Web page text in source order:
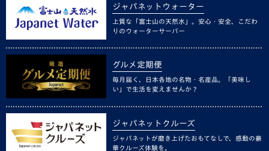
ジャパネットウォーター
上質な「富士山の天然水」。安心・安全、こだわ
りのウォーターサーバー
グルメ定期便
毎月届く、日本各地の名物・名産品。「美味し
い」で生活を変えませんか？
ジャパネットクルーズ
ジャパネットが磨き上げたおもてなしで、感動の豪
華クルーズ体験を。